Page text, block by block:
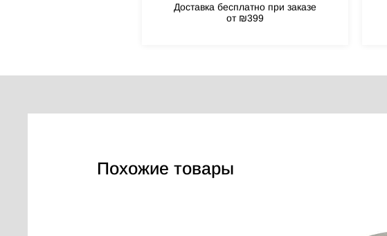
Доставка бесплатно при заказе
от ₪399
Похожие товары